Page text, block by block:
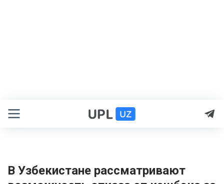
В Узбекистане рассматривают